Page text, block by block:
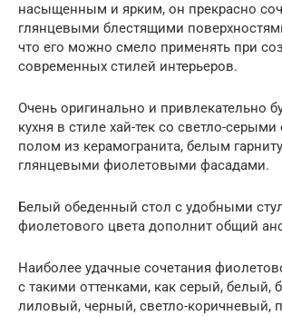
насыщенным и ярким, он прекрасно
глянцевыми блестящими
что его можно смело применять при
современных стилей интерьеров.
Очень оригинально и привлекательно
кухня в стиле хай-тек со светло-
полом из керамогранита, белым
глянцевыми фиолетовыми фасадами.
Белый обеденный стол с удобными
фиолетового цвета дополнит общий
Наиболее удачные сочетания
с такими оттенками, как серый, белый,
лиловый, черный, светло-коричневый,